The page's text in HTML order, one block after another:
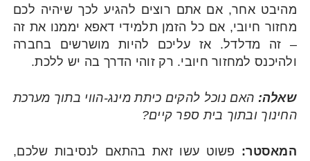
מהיבט אחר, אם אתם רוצים להגיע לכך שיהיה לכם
מחזור חיובי, אם כל הזמן תלמידי דאפא יממנו את זה
– זה מדלדל. אז עליכם להיות מושרשים בחברה
ולהיכנס למחזור חיובי. רק זוהי הדרך בה יש ללכת.
שאלה: האם נוכל להקים כיתת מינג-הווי בתוך מערכת
החינוך ובתוך בית ספר קיים?
המאסטר: פשוט עשו זאת בהתאם לנסיבות שלכם,